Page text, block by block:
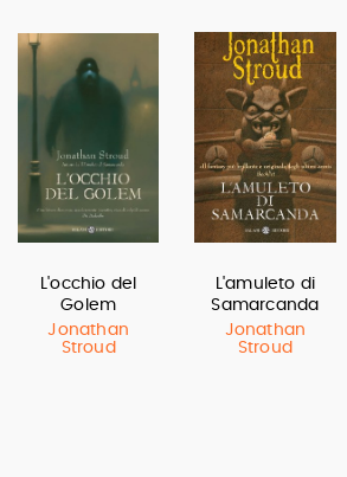
L'occhio del
Golem
Jonathan
Stroud
L'amuleto di
Samarcanda
Jonathan
Stroud